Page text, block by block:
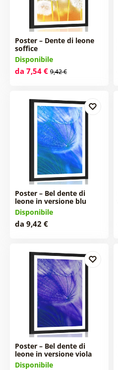
Poster – Dente di leone
soffice
Disponibile
da 7,54 € 9,42 €
Poster – Bel dente di
leone in versione blu
Disponibile
da 9,42 €
Poster – Bel dente di
leone in versione viola
Disponibile